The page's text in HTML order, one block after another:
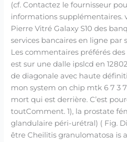
(cf. Contactez le fournisseur
informations supplémentaires.
Pierre Vitré Galaxy S10 des
services bancaires en ligne par
Les commentaires préférés
est sur une dalle ipslcd en
de diagonale avec haute
mon system on chip mtk 6 7 3 7
mort qui est derrière. C’est
toutComment. 1), la prostate
glandulaire péri-urétral) ( Fig.
être Cheilitis granulomatosa is